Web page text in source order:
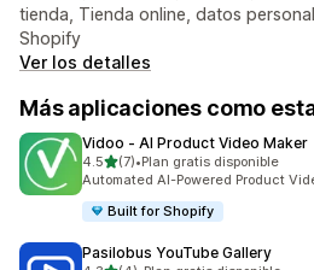
tienda, Tienda online, datos
Shopify
Ver los detalles
Más aplicaciones como
Vidoo ‑ AI Product Video Maker
4.5de 5 estrellas
(7)
7 reseñas en total
•Plan gratis disponible
Automated AI-Powered Product
Built for Shopify
Pasilobus YouTube Gallery